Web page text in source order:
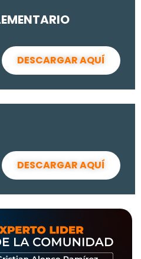
DESCARGAR AQUÍ
DESCARGAR AQUÍ